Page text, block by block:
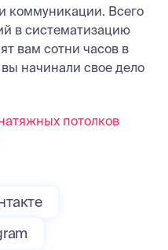
коммуникации. Всего
в систематизацию
вам сотни часов в
начинали свое дело
потолков